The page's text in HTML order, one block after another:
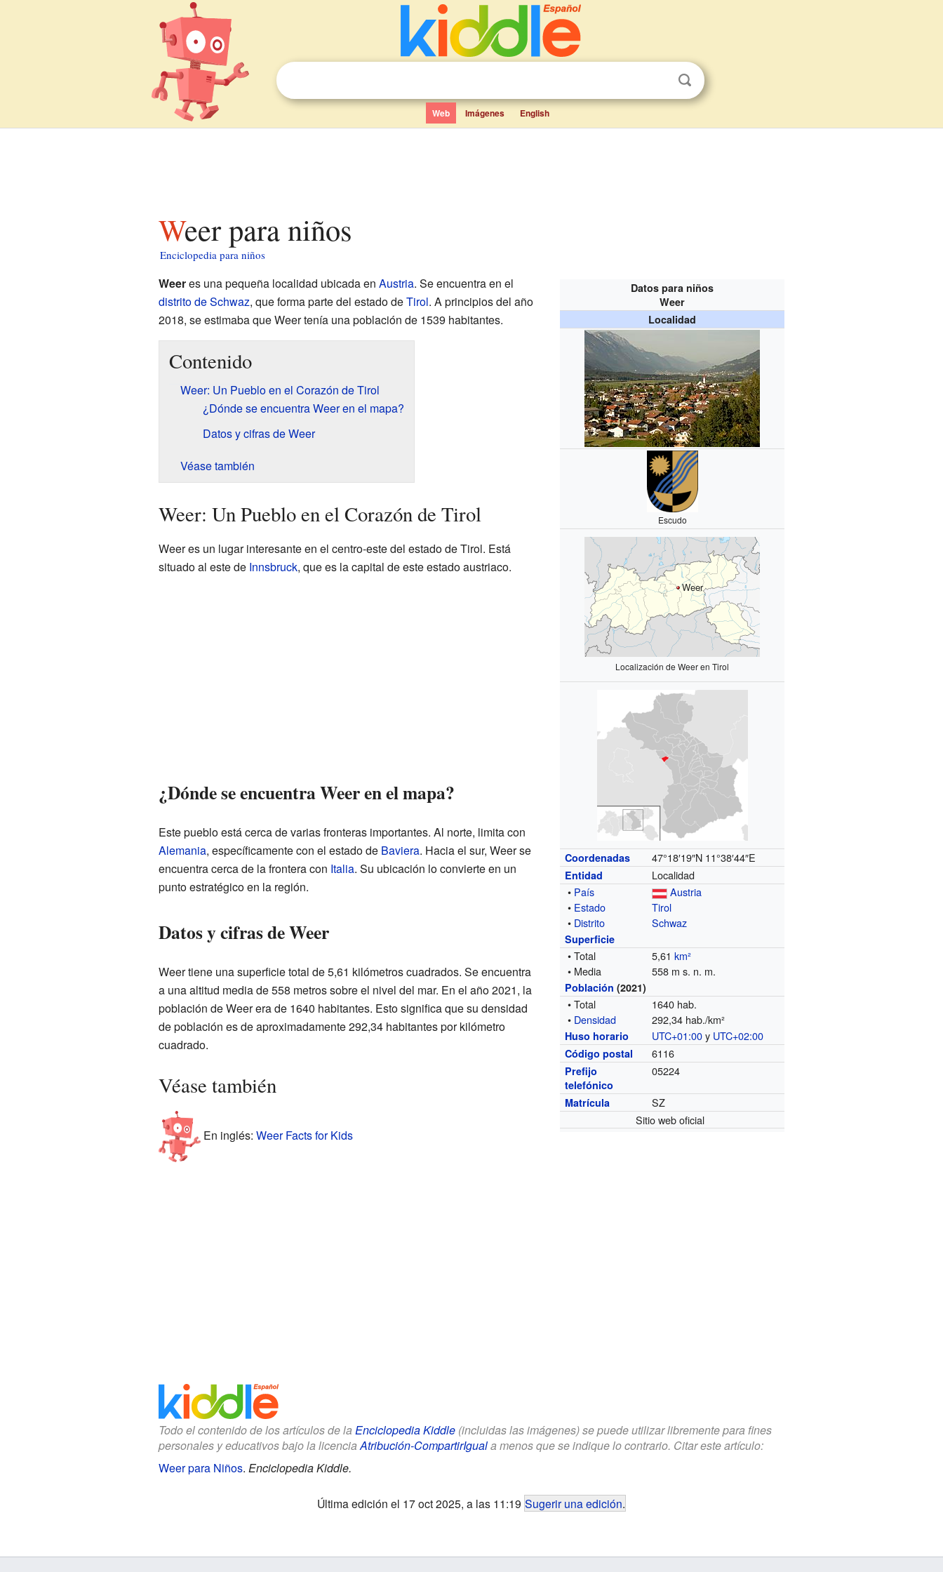
Web Imágenes English
Weer para niños
Enciclopedia para niños
Datos para niños
Weer
Localidad
Escudo
Weer
Localización de Weer en Tirol
Coordenadas 47°18′19″N 11°38′44″E
Entidad
Localidad
• País
Austria
• Estado
Tirol
• Distrito Schwaz
Superficie
• Total 5,61km²
• Media
558 m s. n. m.
Población (2021)
• Total
1640 hab.
• Densidad 292,34 hab./km²
Huso horario UTC+01:00y UTC+02:00
Código postal 6116
Prefijo
telefónico
05224
Matrícula
SZ
Sitio web oficial
Weeres una pequeña localidad ubicada en Austria. Se encuentra en el
distrito de Schwaz, que forma parte del estado deTirol. A principios del año
2018, se estimaba que Weer tenía una población de 1539 habitantes.
Contenido
Weer: Un Pueblo en el Corazón de Tirol
¿Dónde se encuentra Weer en el mapa?
Datos y cifras de Weer
Véase también
Weer: Un Pueblo en el Corazón de Tirol
Weer es un lugar interesante en el centro-este del estado de Tirol. Está
situado al este de Innsbruck, que es la capital de este estado austriaco.
¿Dónde se encuentra Weer en el mapa?
Este pueblo está cerca de varias fronteras importantes. Al norte, limita con
Alemania, específicamente con el estado de Baviera. Hacia el sur, Weer se
encuentra cerca de la frontera con Italia. Su ubicación lo convierte en un
punto estratégico en la región.
Datos y cifras de Weer
Weer tiene una superficie total de 5,61 kilómetros cuadrados. Se encuentra
a una altitud media de 558 metros sobre el nivel del mar. En el año 2021, la
población de Weer era de 1640 habitantes. Esto significa que su densidad
de población es de aproximadamente 292,34 habitantes por kilómetro
cuadrado.
Véase también
En inglés: Weer Facts for Kids
Todo el contenido de los artículos de la Enciclopedia Kiddle(incluidas las imágenes) se puede utilizar libremente para fines
personales y educativos bajo la licenciaAtribución-CompartirIguala menos que se indique lo contrario. Citar este artículo:
Weer para Niños. Enciclopedia Kiddle.
Última edición el 17 oct 2025, a las 11:19 Sugerir una edición.